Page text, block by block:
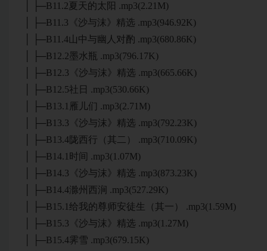
│ ├─B11.2夏天的太阳 .mp3(2.21M)
│ ├─B11.3《沙与沫》精选 .mp3(946.92K)
│ ├─B11.4山中与幽人对酌 .mp3(680.86K)
│ ├─B12.2墨水瓶 .mp3(796.17K)
│ ├─B12.3《沙与沫》精选 .mp3(665.66K)
│ ├─B12.5社日 .mp3(530.66K)
│ ├─B13.1雁儿们 .mp3(2.71M)
│ ├─B13.3《沙与沫》精选 .mp3(792.23K)
│ ├─B13.4陇西行（其二） .mp3(710.09K)
│ ├─B14.1时间 .mp3(1.07M)
│ ├─B14.3《沙与沫》精选 .mp3(873.23K)
│ ├─B14.4滁州西涧 .mp3(527.29K)
│ ├─B15.1给我的尊师安徒生（其一） .mp3(1.59M)
│ ├─B15.3《沙与沫》精选 .mp3(1.27M)
│ ├─B15.4霁雪 .mp3(679.15K)